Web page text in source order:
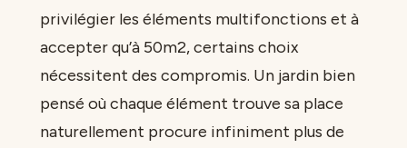
privilégier les éléments multifonctions et à
accepter qu’à 50m2, certains choix
nécessitent des compromis. Un jardin bien
pensé où chaque élément trouve sa place
naturellement procure infiniment plus de